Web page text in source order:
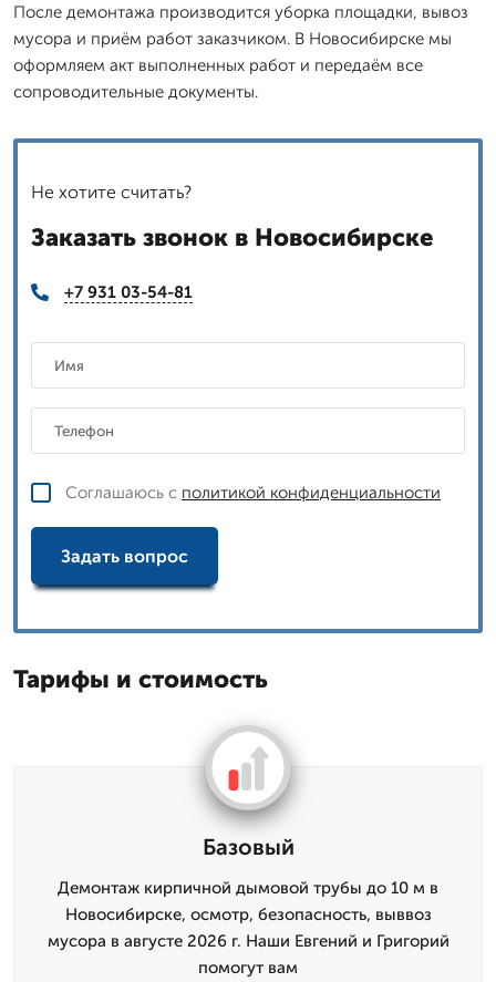
После демонтажа производится уборка площадки, вывоз
мусора и приём работ заказчиком. В Новосибирске мы
оформляем акт выполненных работ и передаём все
сопроводительные документы.
Не хотите считать?
Заказать звонок в Новосибирске
+7 931 03-54-81
Соглашаюсь с политикой конфиденциальности
Задать вопрос
Тарифы и стоимость
Базовый
Демонтаж кирпичной дымовой трубы до 10 м в
Новосибирске, осмотр, безопасность, выввоз
мусора в августе 2026 г. Наши Евгений и Григорий
помогут вам